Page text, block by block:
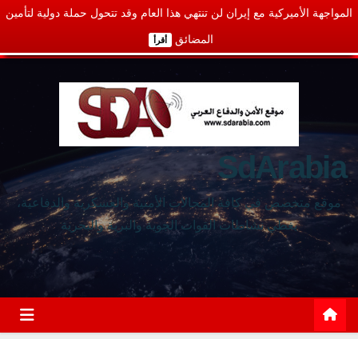
المواجهة الأميركية مع إيران لن تنتهي هذا العام وقد تتحول حملة دولية لتأمين
المضائق أقرأ
SdArabia
موقع متخصص في كافة المجالات الأمنية والعسكرية والدفاعية،
يغطي نشاطات القوات الجوية والبرية والبحرية